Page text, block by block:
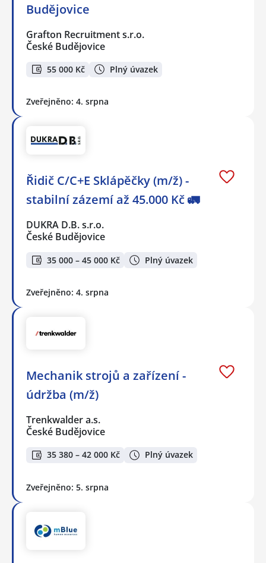
Budějovice
Grafton Recruitment s.r.o.
České Budějovice
55 000 Kč Plný úvazek
Zveřejněno: 4. srpna
Řidič C/C+E Sklápěčky (m/ž) -
stabilní zázemí až 45.000 Kč 🚛
DUKRA D.B. s.r.o.
České Budějovice
35 000 – 45 000 Kč Plný úvazek
Zveřejněno: 4. srpna
Mechanik strojů a zařízení -
údržba (m/ž)
Trenkwalder a.s.
České Budějovice
35 380 – 42 000 Kč Plný úvazek
Zveřejněno: 5. srpna